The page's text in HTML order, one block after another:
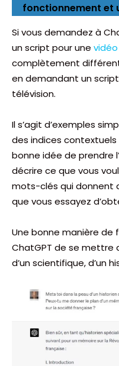
fonctionnement et
Si vous demandez à
un script pour une
complètement
en demandant un
télévision.
Il s’agit d’exemples
des indices contextuels
bonne idée de prendre
décrire ce que vous
mots-clés qui donnent
que vous essayez
Une bonne manière de
ChatGPT de se mettre
d’un scientifique, d’un